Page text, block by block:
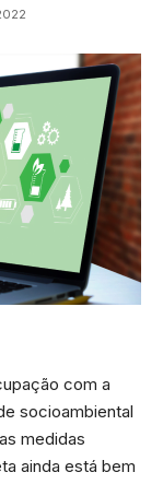
com a
socioambiental
medidas
ainda está bem